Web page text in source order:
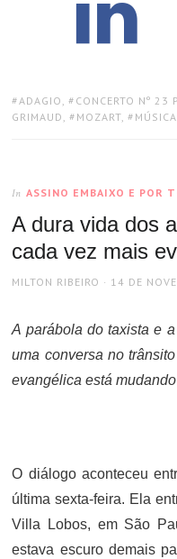
TAGS:
ADAGIO , CONCERTO Nº 23
GRIMAUD , MOZART, MÚSICA
In ASSINO EMBAIXO E POR
A dura vida dos
cada vez mais
AUTHOR
MILTON RIBEIRO
POSTED
14 DE
A parábola do taxista e
uma conversa no
evangélica está
O diálogo aconteceu
última sexta-feira. Ela
Villa Lobos, em São
estava escuro demais